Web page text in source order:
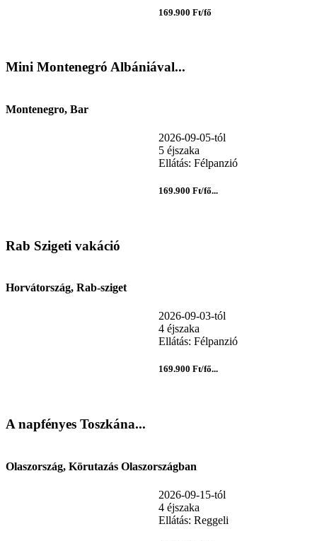
169.900 Ft/fő
Mini Montenegró Albániával...
Montenegro, Bar
2026-09-05-tól
5 éjszaka
Ellátás: Félpanzió
169.900 Ft/fő...
Rab Szigeti vakáció
Horvátország, Rab-sziget
2026-09-03-tól
4 éjszaka
Ellátás: Félpanzió
169.900 Ft/fő...
A napfényes Toszkána...
Olaszország, Körutazás Olaszországban
2026-09-15-tól
4 éjszaka
Ellátás: Reggeli